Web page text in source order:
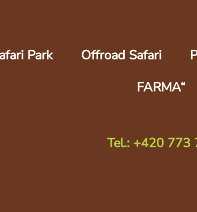
Park Offroad Safari
FARMA“
Tel.: +420 773